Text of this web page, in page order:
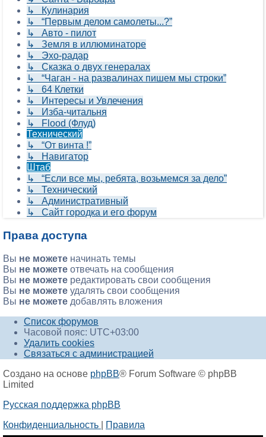
↳ Кулинария
↳ “Первым делом самолеты...?”
↳ Авто - пилот
↳ Земля в иллюминаторе
↳ Эхо-радар
↳ Сказка о двух генералах
↳ “Чаган - на развалинах пишем мы строки”
↳ 64 Клетки
↳ Интересы и Увлечения
↳ Изба-читальня
↳ Flood (Флуд)
Технический
↳ “От винта !”
↳ Навигатор
Штаб
↳ “Если все мы, ребята, возьмемся за дело”
↳ Технический
↳ Административный
↳ Сайт городка и его форум
Права доступа
Вы не можете начинать темы
Вы не можете отвечать на сообщения
Вы не можете редактировать свои сообщения
Вы не можете удалять свои сообщения
Вы не можете добавлять вложения
Список форумов
Часовой пояс: UTC+03:00
Удалить cookies
Связаться с администрацией
Создано на основе phpBB® Forum Software © phpBB
Limited
Русская поддержка phpBB
Конфиденциальность
Правила